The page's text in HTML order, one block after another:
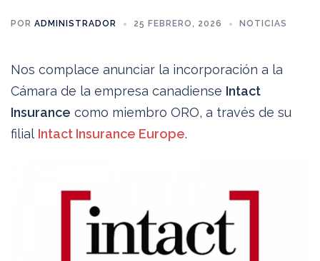
POR ADMINISTRADOR 25 FEBRERO, 2026 NOTICIAS
Nos complace anunciar la incorporación a la
Cámara de la empresa canadiense Intact
Insurance como miembro ORO, a través de su
filial Intact Insurance Europe.